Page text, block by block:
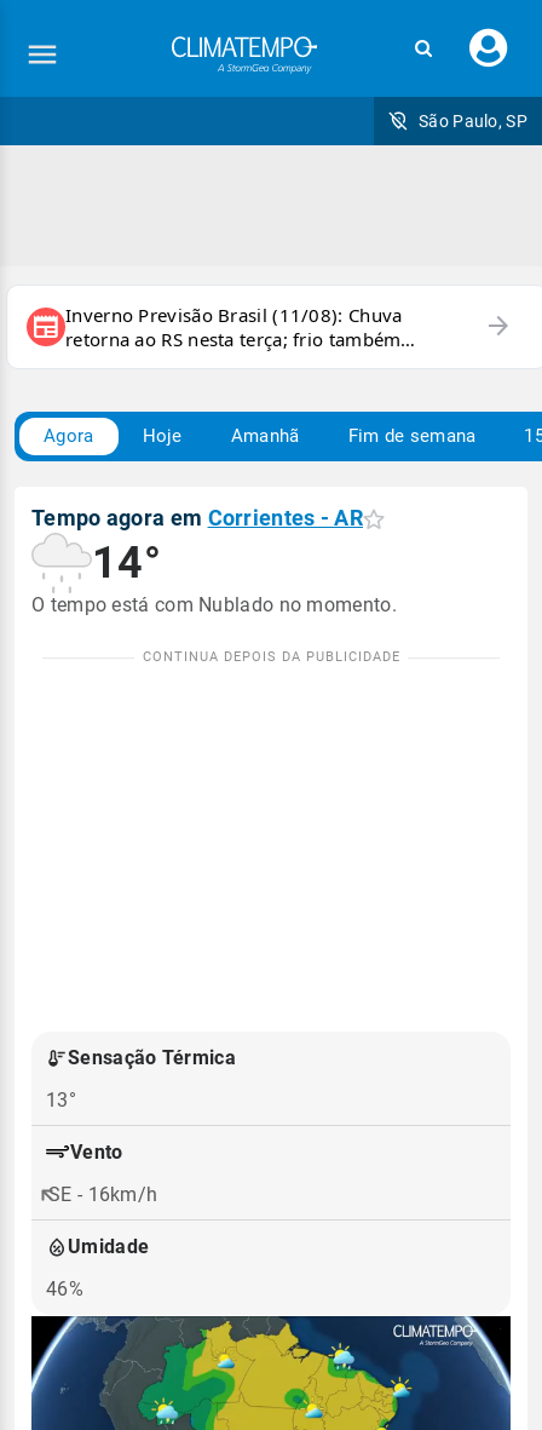
seu
São Paulo, SP
newspaper Inverno Previsão Brasil (11/08): Chuva
retorna ao RS nesta terça; frio também
persiste e há chance de geada
arrow_forward
Agora Hoje Amanhã Fim de semana
Tempo agora em Corrientes - AR
14°
O tempo está com Nublado no momento.
Sensação Térmica
13°
Vento
SE - 16km/h
Umidade
46%